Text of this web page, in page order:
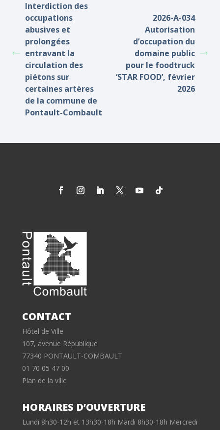
Interdiction des
occupations
abusives et
prolongées
entravant la
circulation des
piétons sur
certaines artères
de la commune de
Pontault-Combault
2026-A-034
Autorisation
d’occupation du
domaine public
pour le foodtruck
‘STAR FOOD’, février
2026
CONTACT
Hôtel de Ville
107, avenue République
77340 PONTAULT-COMBAULT
01 70 05 47 00
Plan de la ville
HORAIRES D’OUVERTURE
Lundi 8h30-12h et 13h30-18h Mardi 8h30-18h Mercredi